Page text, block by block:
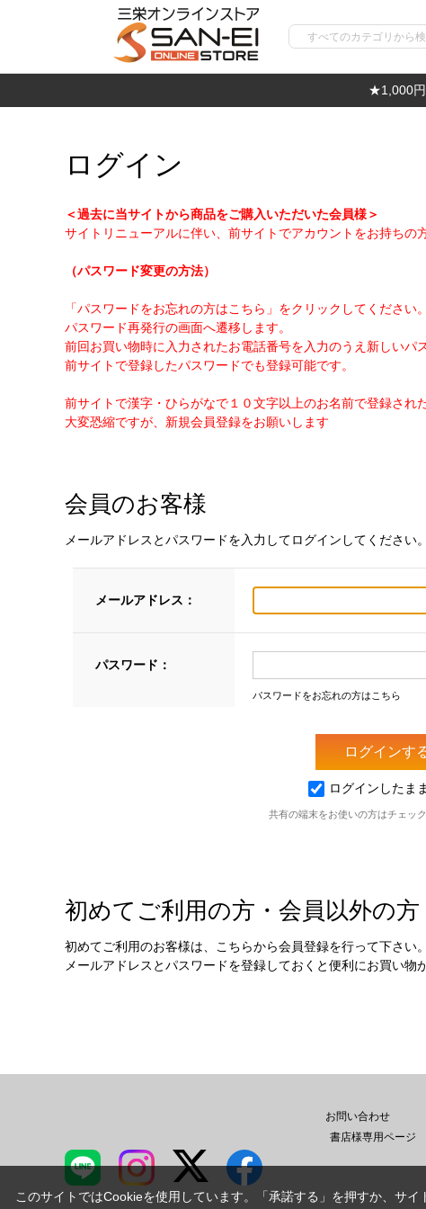
★1,000
ログイン
＜過去に当サイトから商品をご購入いただいた会員様＞
サイトリニューアルに伴い、前サイトでアカウントをお持ちの
（パスワード変更の方法）
「パスワードをお忘れの方はこちら」をクリックしてください。
パスワード再発行の画面へ遷移します。
前回お買い物時に入力されたお電話番号を入力のうえ新しいパ
前サイトで登録したパスワードでも登録可能です。
前サイトで漢字・ひらがなで１０文字以上のお名前で登録され
大変恐縮ですが、新規会員登録をお願いします
会員のお客様
メールアドレスとパスワードを入力してログインしてください。
メールアドレス：
パスワード：
パスワードをお忘れの方はこちら
ログインしたま
共有の端末をお使いの方はチェッ
初めてご利用の方・会員以外の方
初めてご利用のお客様は、こちらから会員登録を行って下さい。
メールアドレスとパスワードを登録しておくと便利にお買い物
お問い合わせ
書店様専用ページ
このサイトではCookieを使用しています。「承諾する」を押すか、サ